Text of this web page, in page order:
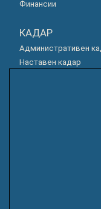
Финансии
КАДАР
Административен
Наставен кадар